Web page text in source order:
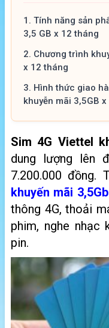
1. Tính năng sản
3,5 GB x 12 tháng
2. Chương trình
x 12 tháng
3. Hình thức giao
khuyễn mãi 3,5GB
Sim 4G Viettel
dung lượng lên
7.200.000 đồng.
khuyến mãi 3,5Gb
thông 4G, thoải
phim, nghe
pin.